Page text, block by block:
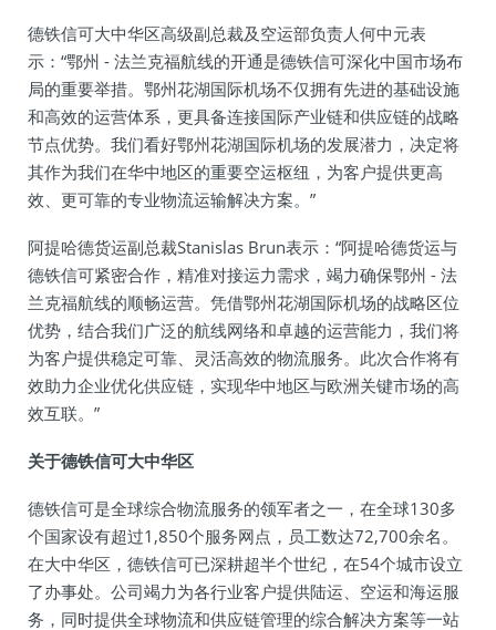
德铁信可大中华区高级副总裁及空运部负责人何中元表
示：“鄂州 - 法兰克福航线的开通是德铁信可深化中国市场布
局的重要举措。鄂州花湖国际机场不仅拥有先进的基础设施
和高效的运营体系，更具备连接国际产业链和供应链的战略
节点优势。我们看好鄂州花湖国际机场的发展潜力，决定将
其作为我们在华中地区的重要空运枢纽，为客户提供更高
效、更可靠的专业物流运输解决方案。”
阿提哈德货运副总裁Stanislas Brun表示：“阿提哈德货运与
德铁信可紧密合作，精准对接运力需求，竭力确保鄂州 - 法
兰克福航线的顺畅运营。凭借鄂州花湖国际机场的战略区位
优势，结合我们广泛的航线网络和卓越的运营能力，我们将
为客户提供稳定可靠、灵活高效的物流服务。此次合作将有
效助力企业优化供应链，实现华中地区与欧洲关键市场的高
效互联。”
关于德铁信可大中华区
德铁信可是全球综合物流服务的领军者之一，在全球130多
个国家设有超过1,850个服务网点，员工数达72,700余名。
在大中华区，德铁信可已深耕超半个世纪，在54个城市设立
了办事处。公司竭力为各行业客户提供陆运、空运和海运服
务，同时提供全球物流和供应链管理的综合解决方案等一站